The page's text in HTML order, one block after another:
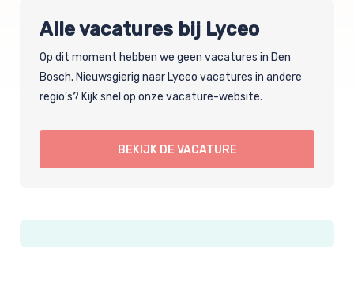
Alle vacatures bij Lyceo
Op dit moment hebben we geen vacatures in Den
Bosch. Nieuwsgierig naar Lyceo vacatures in andere
regio’s? Kijk snel op onze vacature-website.
BEKIJK DE VACATURE